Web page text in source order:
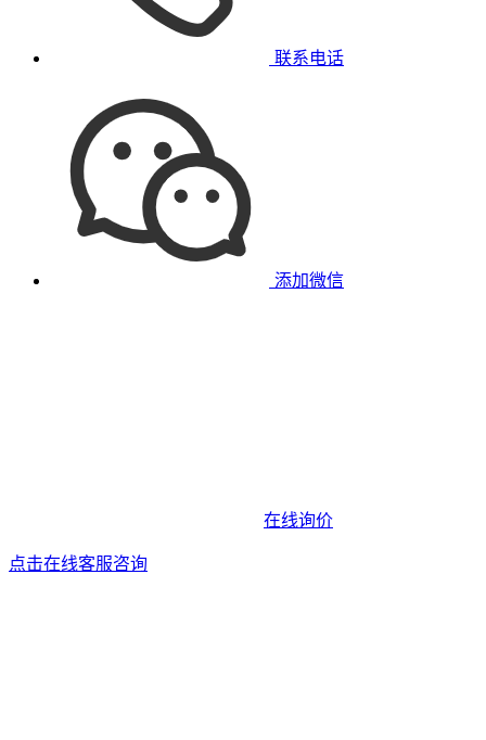
联系电话
添加微信
在线询价
点击在线客服咨询